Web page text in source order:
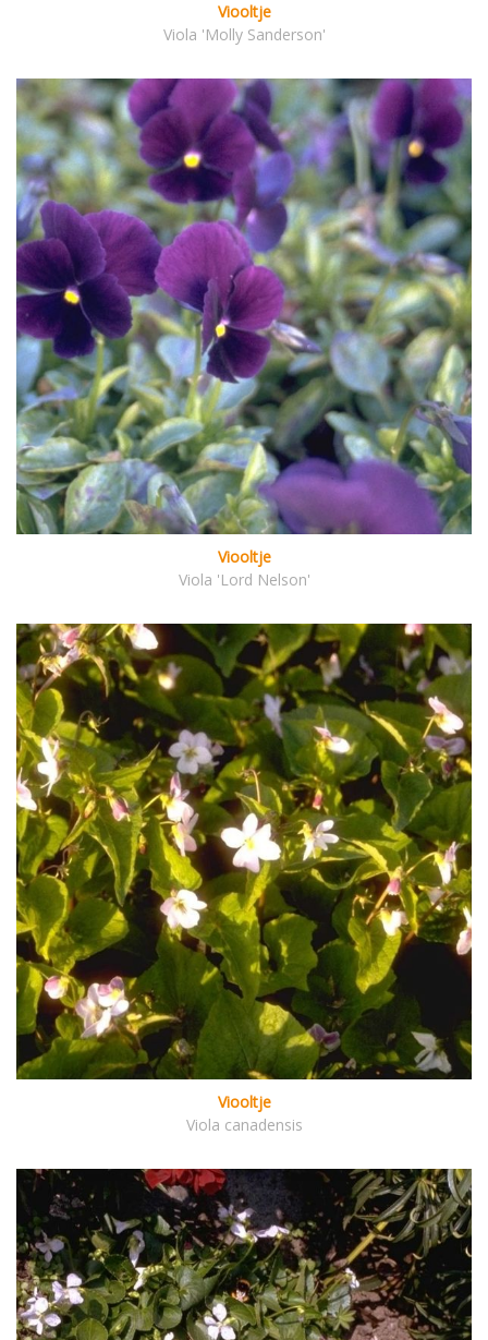
Viooltje
Viola 'Molly Sanderson'
Viooltje
Viola 'Lord Nelson'
Viooltje
Viola canadensis